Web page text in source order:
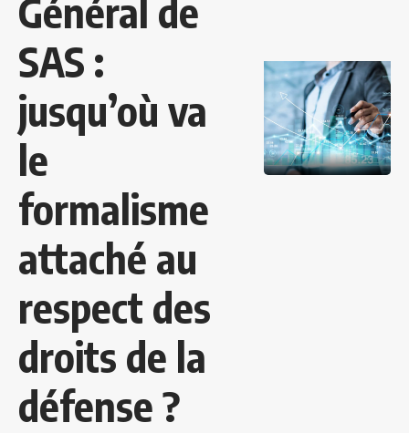
Général de
SAS :
jusqu’où va
le
formalisme
attaché au
respect des
droits de la
défense ?